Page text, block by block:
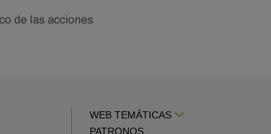
WEB TEMÁTICAS
PATRONOS